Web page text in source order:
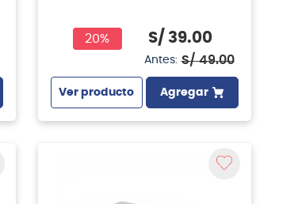
20% S/ 39.00
Antes: S/ 49.00
Ver producto Agregar